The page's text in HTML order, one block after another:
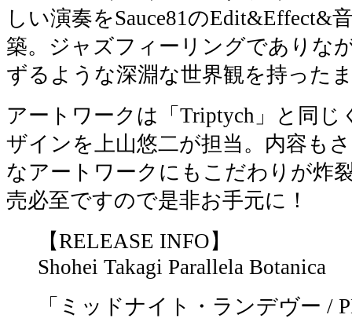
しい演奏をSauce81のEdit&Effect&
築。ジャズフィーリングでありな
ずるような深淵な世界観を持った
アートワークは「Triptych」と同じ
ザインを上山悠二が担当。内容も
なアートワークにもこだわりが炸
売必至ですので是非お手元に！
【RELEASE INFO】
Shohei Takagi Parallela Botanica
「ミッドナイト・ランデヴー /